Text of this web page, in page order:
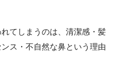
てしまうのは、清潔感・髪
ス・不自然な鼻という理由